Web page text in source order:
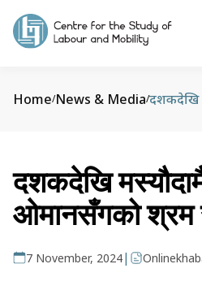
Home/News & Media/
दशकदेखि
ओमानसँगको श्रम
7 November, 2024|